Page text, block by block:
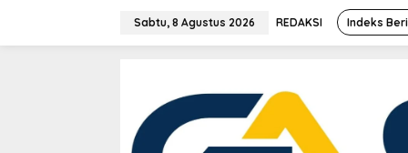
Sabtu, 8 Agustus 2026 REDAKSI Indeks